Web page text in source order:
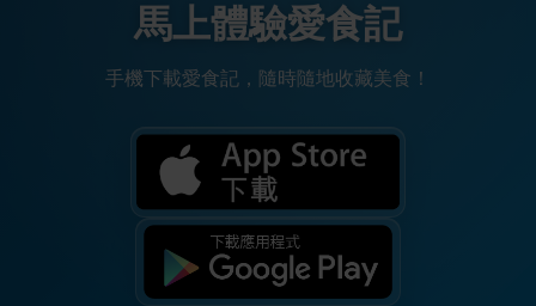
馬上體驗愛食記
手機下載愛食記，隨時隨地收藏美食！